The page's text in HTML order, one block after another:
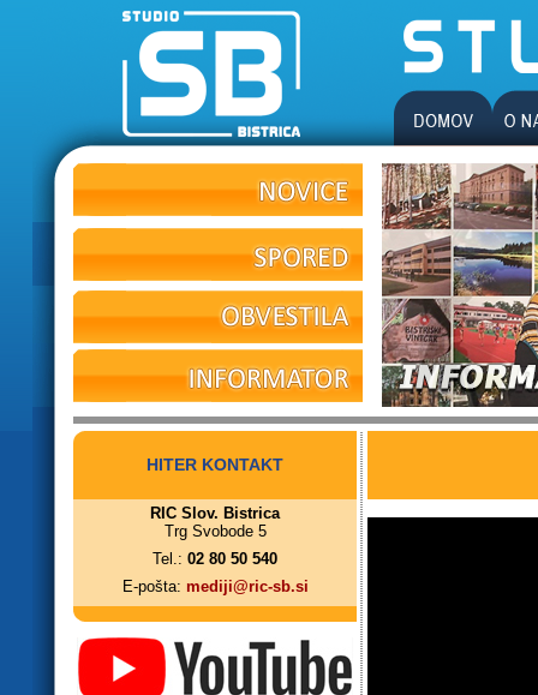
HITER KONTAKT
RIC Slov. Bistrica
Trg Svobode 5
Tel.: 02 80 50 540
E-pošta: mediji@ric-sb.si